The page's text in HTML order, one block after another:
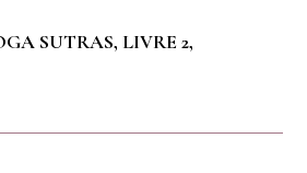
SUTRAS, LIVRE 2,